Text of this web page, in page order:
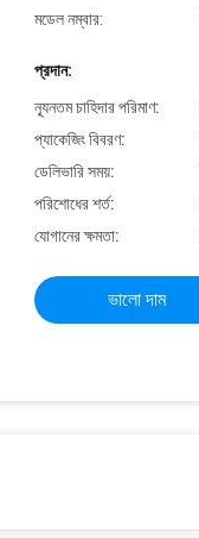
মডেল নম্বার:
প্রদান:
ন্যূনতম চাহিদার পরিমাণ:
প্যাকেজিং বিবরণ:
ডেলিভারি সময়:
পরিশোধের শর্ত:
যোগানের ক্ষমতা:
ভালো দাম